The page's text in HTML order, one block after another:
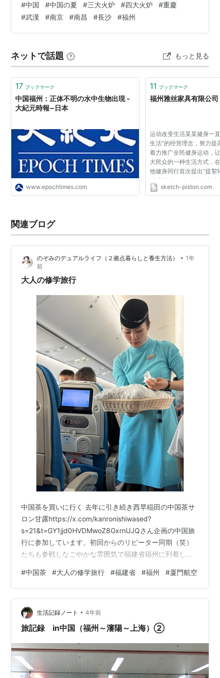
ということですね。 今回は、中国がなぜこんなに暑いの
か、そして有名な「三大火炉」について詳しく紹介しま
す。 中国は日本より南北に広い まず知っておきたいの
5,500km。 北はロシアに接し、 南は熱帯地域まで広が
っています。 その…
#中国 #中国の夏 #三大火炉 #四大火炉 #重慶
#武漢 #南京 #南昌 #長沙 #福州
ネットで話題 もっと見る
17 ブックマーク
中国福州：正体不明の水中生物出現 -
大紀元時報−日本
www.epochtimes.com
11 ブックマーク
福州雅丝家具有限公司
运动改变生活某某健身一
生活”的经营理念，努力提
着力推广全民健身运动，
大民众的一种生活方式，
他健身同行首次提出“提挈
动”新概念。 绿色运动新
式成立至今已发展成为拥
sketch-piston.com
関連ブログ
のぞみのデュアルライフ（２拠点暮らしと養生方法） • 1年
前
大人の修学旅行
中国茶を買いに行く 去年に引き続き西早稲田の中国茶サ
ロン甘露https://x.com/kanronishiwased?
s=21&t=GY1jjd0HVDMwoZ8GxrnUJQさん企画の中国旅
行に参加しています。初回からのリピーター同期（笑）
たちも参戦しなごやかな雰囲気で福建省福州に到着しま
https://x.com/seigasabou?
s=21&t=GY1jjd0HVDMwoZ8GxrnUJQさんのオーナーさ
んも同行してくださってより中国茶に特化した旅の予定
です。 この数年の海外は以前よりも準備が面倒でコード
決済アプリや現地でのスマホの設定など…
#中国茶 #大人の修学旅行 #福建省 #福州 #厦門航空
生活記録ノート • 4年前
旅記録 in中国（福州～瀋陽～上海）②